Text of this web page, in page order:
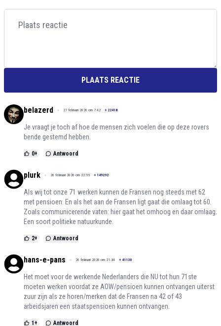
PLAATS REACTIE
belazerd 27 februari 2026 om 7:42 + 22418
Je vraagt je toch af hoe de mensen zich voelen die op deze rovers
bende gestemd hebben.
0+ Antwoord
plurk 26 februari 2026 om 22:55 + 149292
Als wij tot onze 71 werken kunnen de Fransen nog steeds met 62
met pensioen. En als het aan de Fransen ligt gaat die omlaag tot 60.
Zoals communicerende vaten: hier gaat het omhoog en daar omlaag.
Een soort politieke natuurkunde.
2+ Antwoord
hans-e-pans 26 februari 2026 om 21:34 + 41130
Het moet voor de werkende Nederlanders die NU tot hun 71ste
moeten werken voordat ze AOW/pensioen kunnen ontvangen uiterst
zuur zijn als ze horen/merken dat de Fransen na 42 of 43
arbeidsjaren een staatspensioen kunnen ontvangen.
1 + Antwoord